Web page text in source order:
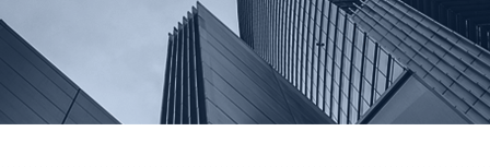
조직도
사업소개
찾아오시는길